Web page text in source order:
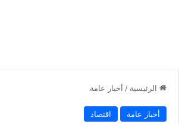
الرئيسية / أخبار عامة
أخبار عامة اقتصاد